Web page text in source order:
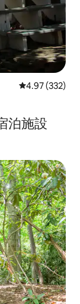
レビュー332
4.97 (332)
泊施設